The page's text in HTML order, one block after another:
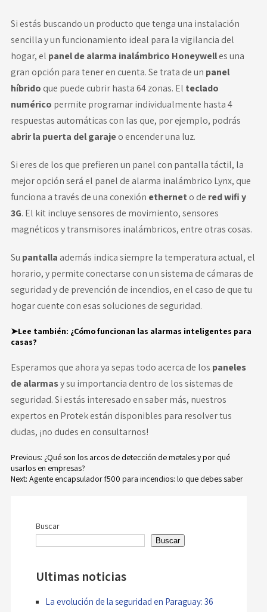
Si estás buscando un producto que tenga una instalación
sencilla y un funcionamiento ideal para la vigilancia del
hogar, el panel de alarma inalámbrico Honeywelles una
gran opción para tener en cuenta. Se trata de un panel
híbrido que puede cubrir hasta 64 zonas. El teclado
numérico permite programar individualmente hasta 4
respuestas automáticas con las que, por ejemplo, podrás
abrir la puerta del garajeo encender una luz.
Si eres de los que prefieren un panel con pantalla táctil, la
mejor opción será el panel de alarma inalámbrico Lynx, que
funciona a través de una conexión ethernet o de red wifi y
3G. El kit incluye sensores de movimiento, sensores
magnéticos y transmisores inalámbricos, entre otras cosas.
Su pantalla además indica siempre la temperatura actual, el
horario, y permite conectarse con un sistema de cámaras de
seguridad y de prevención de incendios, en el caso de que tu
hogar cuente con esas soluciones de seguridad.
➤Lee también: ¿Cómo funcionan las alarmas inteligentes para
casas?
Esperamos que ahora ya sepas todo acerca de los paneles
de alarmasy su importancia dentro de los sistemas de
seguridad. Si estás interesado en saber más, nuestros
expertos en Protekestán disponibles para resolver tus
dudas, ¡no dudes en consultarnos!
Navegación
entradas
Previous: ¿Qué son los arcos de detección de metales y por qué
usarlos en empresas?
Next: Agente encapsulador f500 para incendios: lo que debes saber
Buscar
Buscar
Ultimas noticias
La evolución de la seguridad en Paraguay: 36